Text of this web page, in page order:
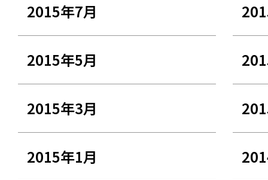
2015年7月
2015年5月
2015年3月
2015年1月